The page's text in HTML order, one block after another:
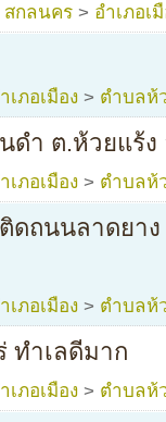
สกลนคร > อำเภอเ
เภอเมือง > ตำบลห้
ำ ต.ห้วยแร้ง
เภอเมือง > ตำบลห้
ดถนนลาดยาง
เภอเมือง > ตำบลห้
ทำเลดีมาก
เภอเมือง > ตำบลห้